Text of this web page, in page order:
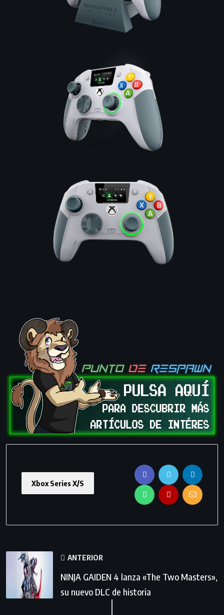
Xbox Series X/S
ANTERIOR
NINJA GAIDEN 4 lanza «The Two Masters»,
su nuevo DLC de historia